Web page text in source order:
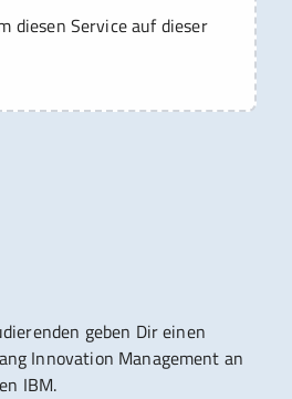
diesen Service auf dieser
geben Dir einen
Innovation Management an
IBM.